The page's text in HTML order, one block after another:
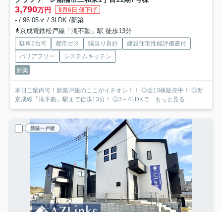
3,790万円 8月6日 値下げ
- / 96.05㎡ / 3LDK /新築
京成電鉄松戸線「滝不動」駅 徒歩13分
駐車2台可 都市ガス 陽当り良好
建設住宅性能評価書付
バリアフリー
システムキッチン
新築
本日ご案内可！新築戸建のここがイチオシ！！ ◎全13棟販売中！ ◎新
京成線「滝不動」駅まで徒歩13分！ ◎3～4LDKで... もっと見る
新築一戸建